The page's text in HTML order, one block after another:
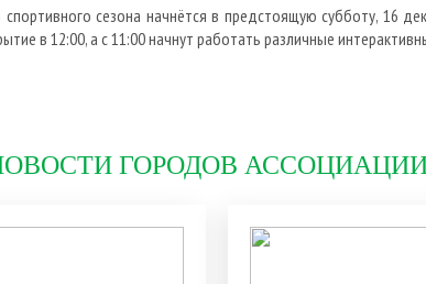
сезона начнётся в предстоящую субботу, 16
в 12:00, а с 11:00 начнут работать различные
ГОРОДОВ